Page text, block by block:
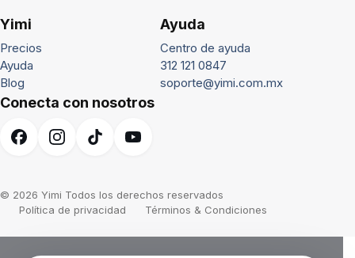
Yimi
Precios
Ayuda
Blog
Ayuda
Centro de ayuda
312 121 0847
soporte@yimi.com.mx
Conecta con nosotros
© 2026 Yimi Todos los derechos reservados
Política de privacidad
Términos & Condiciones